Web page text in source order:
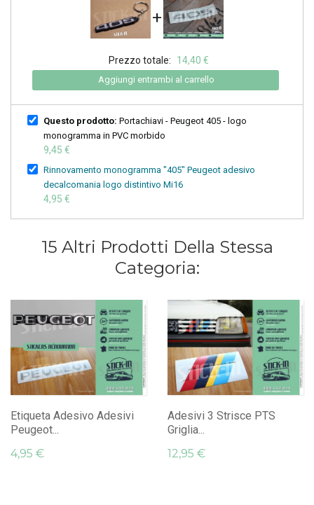
+
Prezzo totale: 14,40 €
Aggiungi entrambi al carrello
Questo prodotto: Portachiavi - Peugeot 405 - logo
monogramma in PVC morbido
9,45 €
Rinnovamento monogramma "405" Peugeot adesivo
decalcomania logo distintivo Mi16
4,95 €
15 Altri Prodotti Della Stessa
Categoria:
Etiqueta Adesivo Adesivi
Peugeot...
4,95 €
Adesivi 3 Strisce PTS
Griglia...
12,95 €